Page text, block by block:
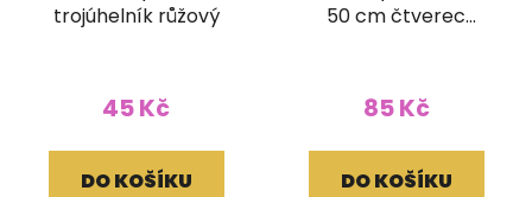
trojúhelník růžový
45 Kč
DO KOŠÍKU
50 cm čtverec
85 Kč
DO KOŠÍKU